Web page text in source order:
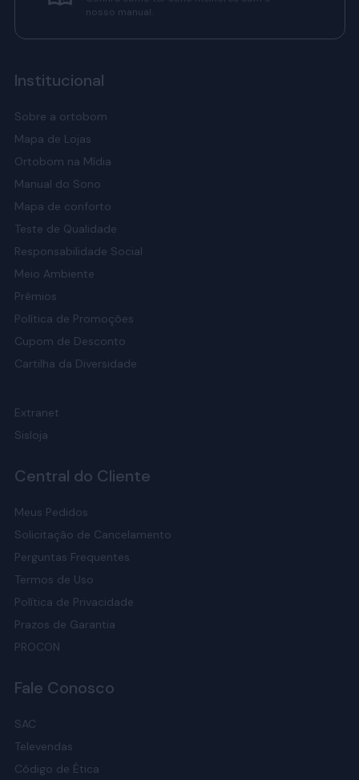
nosso manual.
Institucional
Sobre a ortobom
Mapa de Lojas
Ortobom na Mídia
Manual do Sono
Mapa de conforto
Teste de Qualidade
Responsabilidade Social
Meio Ambiente
Prêmios
Política de Promoções
Cupom de Desconto
Cartilha da Diversidade
Extranet
Sisloja
Central do Cliente
Meus Pedidos
Solicitação de Cancelamento
Perguntas Frequentes
Termos de Uso
Política de Privacidade
Prazos de Garantia
PROCON
Fale Conosco
SAC
Televendas
Código de Ética